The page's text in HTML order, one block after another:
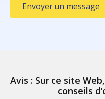
Envoyer un message
Avis : Sur ce site
conseils